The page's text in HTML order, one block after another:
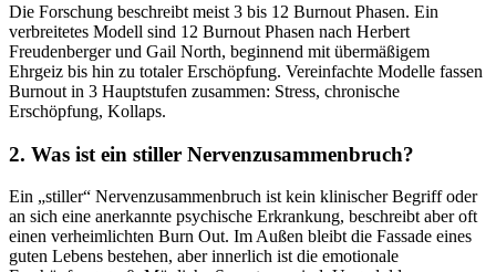
Die Forschung beschreibt meist 3 bis 12 Burnout Phasen. Ein
verbreitetes Modell sind 12 Burnout Phasen nach Herbert
Freudenberger und Gail North, beginnend mit übermäßigem
Ehrgeiz bis hin zu totaler Erschöpfung. Vereinfachte Modelle fassen
Burnout in 3 Hauptstufen zusammen: Stress, chronische
Erschöpfung, Kollaps.
2. Was ist ein stiller Nervenzusammenbruch?
Ein „stiller“ Nervenzusammenbruch ist kein klinischer Begriff oder
an sich eine anerkannte psychische Erkrankung, beschreibt aber oft
einen verheimlichten Burn Out. Im Außen bleibt die Fassade eines
guten Lebens bestehen, aber innerlich ist die emotionale